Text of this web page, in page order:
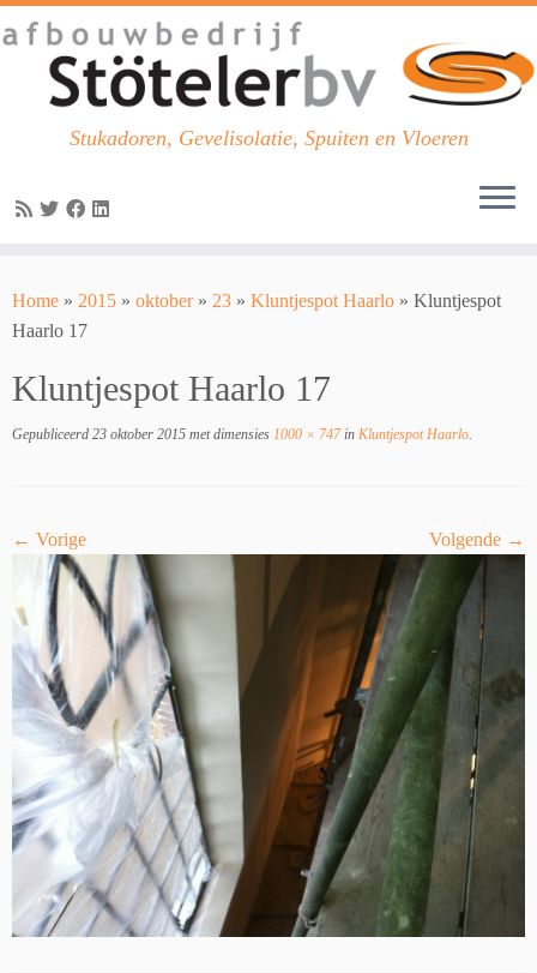
to
content
Stukadoren, Gevelisolatie, Spuiten en Vloeren
Home » 2015 » oktober » 23 » Kluntjespot Haarlo » Kluntjespot
Haarlo 17
Kluntjespot Haarlo 17
Gepubliceerd 23 oktober 2015 met dimensies 1000 × 747in Kluntjespot Haarlo
← Vorige Volgende →